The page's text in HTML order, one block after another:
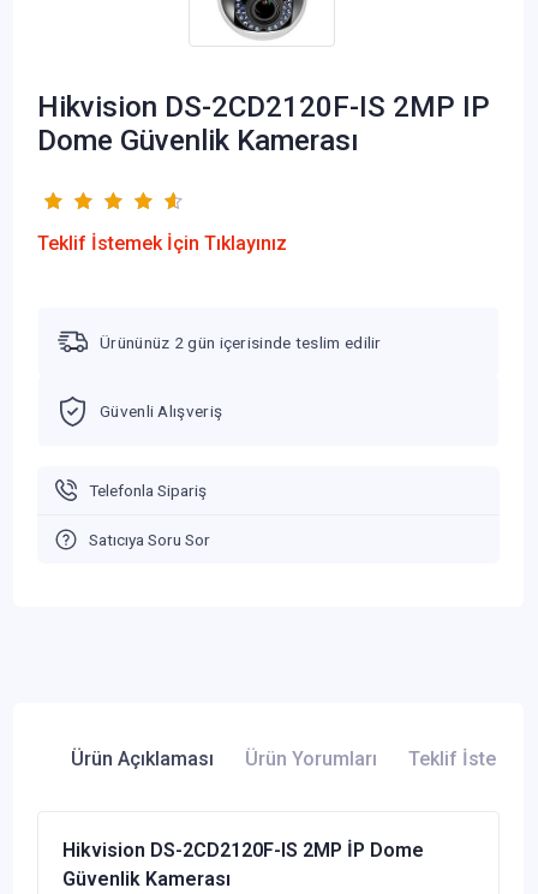
Hikvision DS-2CD2120F-IS 2MP IP
Dome Güvenlik Kamerası
Teklif İstemek İçin Tıklayınız
Ürününüz 2 gün içerisinde teslim edilir
Güvenli Alışveriş
Telefonla Sipariş
Satıcıya Soru Sor
Ürün Açıklaması Ürün Yorumları Teklif İste
Hikvision DS-2CD2120F-IS 2MP İP Dome
Güvenlik Kamerası